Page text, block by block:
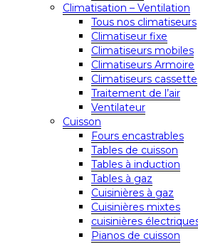
Climatisation – Ventilation
Tous nos climatiseurs
Climatiseur fixe
Climatiseurs mobiles
Climatiseurs Armoire
Climatiseurs cassette
Traitement de l’air
Ventilateur
Cuisson
Fours encastrables
Tables de cuisson
Tables à induction
Tables à gaz
Cuisinières à gaz
Cuisinières mixtes
cuisinières
Pianos de cuisson